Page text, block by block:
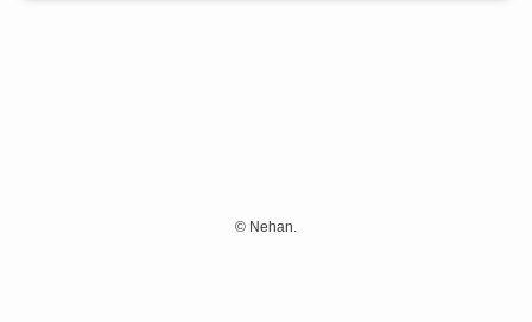
© Nehan.